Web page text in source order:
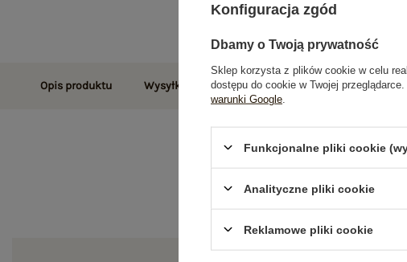
Opis produktu Wysyłka i dostawa Zwroty i reklamacje
Konfiguracja zgód
Dbamy o Twoją prywatność
Sklep korzysta z plików cookie w celu
dostępu do cookie w Twojej
warunki Google
Funkcjonalne pliki cookie
Analityczne pliki cookie
Reklamowe pliki cookie